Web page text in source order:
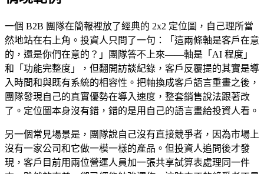
一個 B2B 團隊在簡報裡放了經典的 2x2 定位圖，自己理所當
然地站在右上角。投資人只問了一句：「這兩條軸是客戶在意
的，還是你們在意的？」團隊答不上來——軸是「AI 程度」
和「功能完整度」，但翻開訪談紀錄，客戶反覆提的其實是導
入時間和與既有系統的相容性。把軸換成客戶語言重畫之後，
團隊發現自己的真實優勢在導入速度，整套銷售說法跟著改
了。定位圖本身沒有錯，錯的是用自己的語言畫給投資人看。
另一個常見場景是，團隊說自己沒有直接競爭者，因為市場上
沒有一家公司和它做一模一樣的產品。但投資人追問後才發
現，客戶目前用兩位營運人員加一張共享試算表處理同一件